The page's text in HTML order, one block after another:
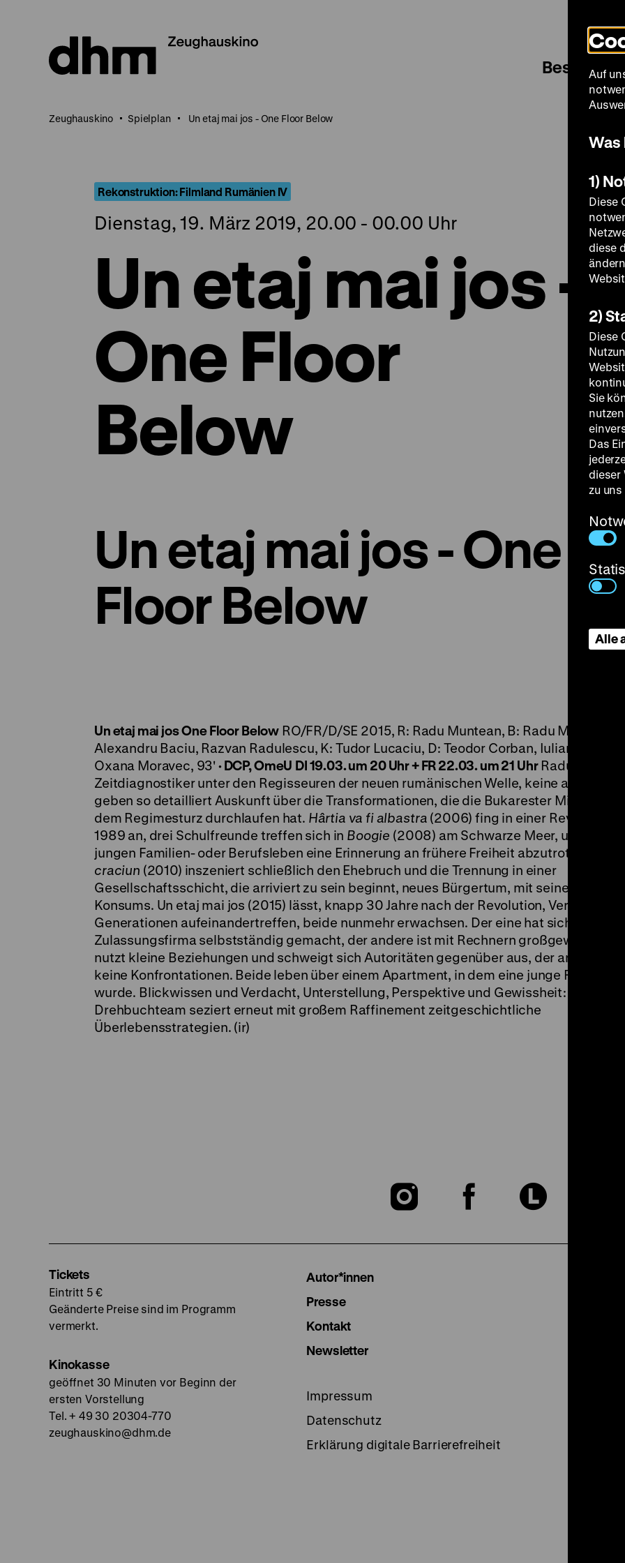
Seiteninhalt
springen
Besuch
Zeughauskino Spielplan Un etaj mai jos - One Floor Below
Rekonstruktion: Filmland Rumänien IV
Dienstag, 19. März 2019, 20.00 - 00.00 Uhr
Un etaj mai jos -
One Floor
Below
Un etaj mai jos - One
Floor Below
Un etaj mai josOne Floor Below RO/FR/D/SE 2015, R: Radu Muntean, B: Radu Muntean,
Alexandru Baciu, Razvan Radulescu, K: Tudor Lucaciu, D: Teodor Corban, Iulian
Oxana Moravec, 93' · DCP, OmeU DI 19.03. um 20 Uhr + FR 22.03. um 21 UhrRadu
Zeitdiagnostiker unter den Regisseuren der neuen rumänischen Welle, keine anderen
geben so detailliert Auskunft über die Transformationen, die die Bukarester
dem Regimesturz durchlaufen hat. Hârtia va fi albastra (2006) fing in einer
1989 an, drei Schulfreunde treffen sich in Boogie (2008) am Schwarze Meer, um ihrem
jungen Familien- oder Berufsleben eine Erinnerung an frühere Freiheit abzutrotzen,
craciun (2010) inszeniert schließlich den Ehebruch und die Trennung in einer
Gesellschaftsschicht, die arriviert zu sein beginnt, neues Bürgertum, mit seinen
Konsums. Un etaj mai jos (2015) lässt, knapp 30 Jahre nach der Revolution, Vertreter
Generationen aufeinandertreffen, beide nunmehr erwachsen. Der eine hat sich mit einer
Zulassungsfirma selbstständig gemacht, der andere ist mit Rechnern großgeworden.
nutzt kleine Beziehungen und schweigt sich Autoritäten gegenüber aus, der andere
keine Konfrontationen. Beide leben über einem Apartment, in dem eine junge Frau
wurde. Blickwissen und Verdacht, Unterstellung, Perspektive und Gewissheit: das
Drehbuchteam seziert erneut mit großem Raffinement zeitgeschichtliche
Überlebensstrategien. (ir)
Zu
Zu
Zu
Tickets
Eintritt 5 €
Geänderte Preise sind im Programm
vermerkt.
Kinokasse
geöffnet 30 Minuten vor Beginn der
ersten Vorstellung
Tel. + 49 30 20304-770
zeughauskino@dhm.de
Autor*innen
Presse
Kontakt
Newsletter
Impressum
Datenschutz
Erklärung digitale Barrierefreiheit
Auf
Was
1)
Diese
diese
2)
Diese
Sie
Das
dieser
zu uns
Alle